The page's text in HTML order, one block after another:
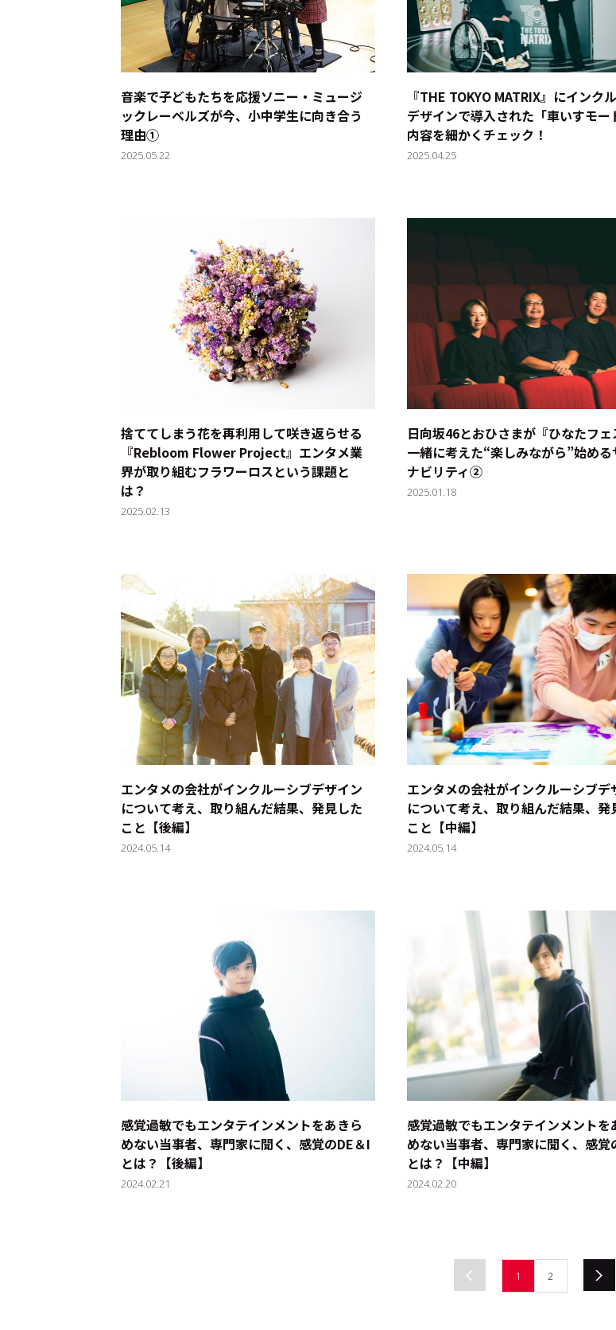
Top
Articles
連載一覧 Series
Cocotameとは
運営会社 プライバシーポリシー 本サイトご利用にあたって Cookie Settings お問
音楽で子どもたちを応援――ソニー・ミュージ
ックレーベルズが今、小中学生に向き合う
理由①
2025.05.22
『THE TOKYO MATRIX』にインク
デザインで導入された「車いすモー
内容を細かくチェック！
2025.04.25
捨ててしまう花を再利用して咲き返らせる
『Rebloom Flower Project』――エンタメ業
界が取り組むフラワーロスという課題と
は？
2025.02.13
日向坂46とおひさまが『ひなたフェ
一緒に考えた“楽しみながら”始める
ナビリティ②
2025.01.18
エンタメの会社がインクルーシブデザイン
について考え、取り組んだ結果、発見した
こと【後編】
2024.05.14
エンタメの会社がインクルーシブデ
について考え、取り組んだ結果、発
こと【中編】
2024.05.14
感覚過敏でもエンタテインメントをあきら
めない――当事者、専門家に聞く、感覚のDE＆I
とは？【後編】
2024.02.21
感覚過敏でもエンタテインメントを
めない――当事者、専門家に聞く、感
とは？【中編】
2024.02.20
1 2